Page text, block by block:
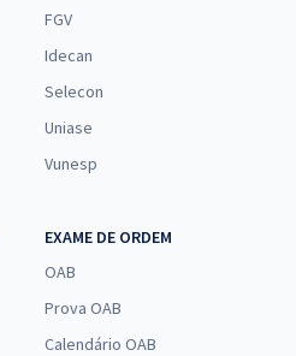
FGV
Idecan
Selecon
Uniase
Vunesp
EXAME DE ORDEM
OAB
Prova OAB
Calendário OAB